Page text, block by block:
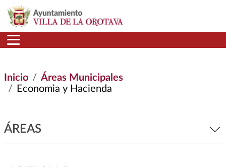
Pasar al contenido principal
Inicio
Áreas Municipales
Economia y Hacienda
ÁREAS